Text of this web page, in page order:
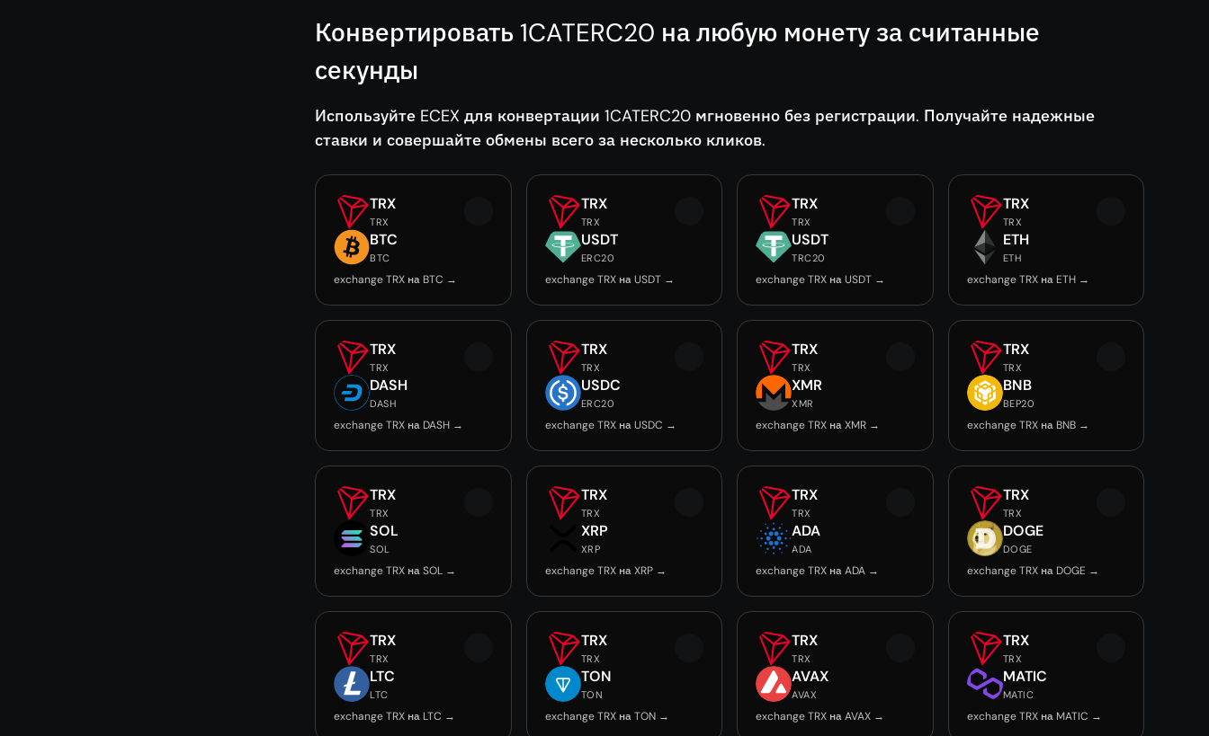
Конвертировать 1CATERC20 на любую монету за считанные
секунды
Используйте ECEX для конвертации 1CATERC20 мгновенно без регистрации. Получайте надежные
ставки и совершайте обмены всего за несколько кликов.
TRX
TRX
BTC
BTC
exchange TRX на BTC →
TRX
TRX
USDT
ERC20
exchange TRX на USDT →
TRX
TRX
USDT
TRC20
exchange TRX на USDT →
TRX
TRX
ETH
ETH
exchange TRX на ETH →
TRX
TRX
DASH
DASH
exchange TRX на DASH →
TRX
TRX
USDC
ERC20
exchange TRX на USDC →
TRX
TRX
XMR
XMR
exchange TRX на XMR →
TRX
TRX
BNB
BEP20
exchange TRX на BNB →
TRX
TRX
SOL
SOL
exchange TRX на SOL →
TRX
TRX
XRP
XRP
exchange TRX на XRP →
TRX
TRX
ADA
ADA
exchange TRX на ADA →
TRX
TRX
DOGE
DOGE
exchange TRX на DOGE →
TRX
TRX
LTC
LTC
exchange TRX на LTC →
TRX
TRX
TON
TON
exchange TRX на TON →
TRX
TRX
AVAX
AVAX
exchange TRX на AVAX →
TRX
TRX
MATIC
MATIC
exchange TRX на MATIC →